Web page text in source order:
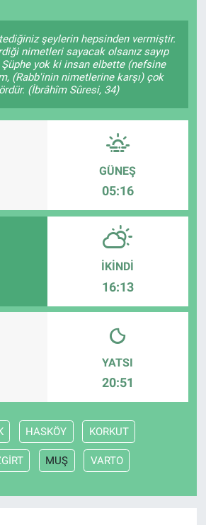
şeylerin hepsinden vermiştir.
nimetleri sayacak olsanız sayıp
yok ki insan elbette (nefsine
(Rabb'inin nimetlerine karşı) çok
(İbrâhîm Sûresi, 34)
GÜNEŞ
05:16
İKINDI
16:13
YATSI
20:51
HASKÖY KORKUT
MUŞ VARTO